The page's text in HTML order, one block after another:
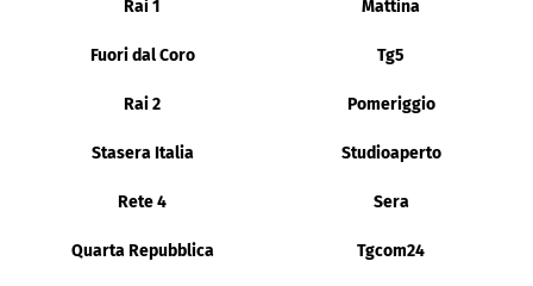
Rai 1 Mattina
Fuori dal Coro Tg5
Rai 2 Pomeriggio
Stasera Italia Studioaperto
Rete 4 Sera
Quarta Repubblica Tgcom24